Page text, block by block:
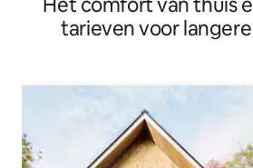
tarieven voor